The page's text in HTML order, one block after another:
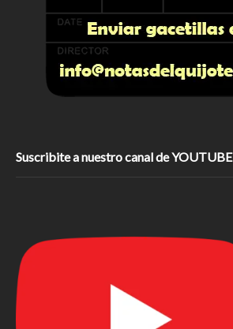
Suscribite a nuestro canal de YOUTUBE